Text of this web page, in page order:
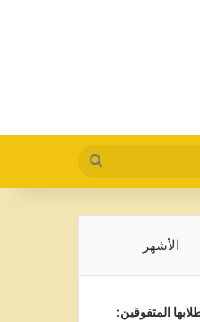
بحث
عن
الأشهر
المتفوقين: